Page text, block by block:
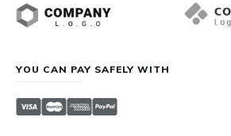
YOU CAN PAY SAFELY WITH